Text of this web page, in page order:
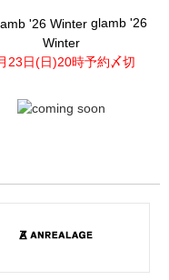
glamb '26
Winter
23日(日)20時予約〆切